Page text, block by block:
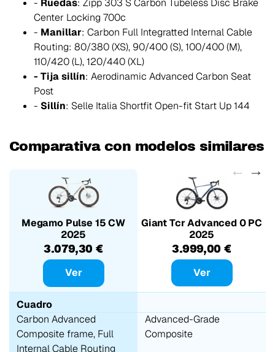
Center Locking 700c
- Manillar: Carbon Full Integratted Internal Cable
Routing: 80/380 (XS), 90/400 (S), 100/400 (M),
110/420 (L), 120/440 (XL)
- Tija sillín: Aerodinamic Advanced Carbon Seat
Post
- Sillín: Selle Italia Shortfit Open-fit Start Up 144
Comparativa con modelos similares
Megamo Pulse 15 CW
2025
3.079,30 €
Ver
Giant Tcr Advanced 0 PC
2025
3.999,00 €
Ver
Cuadro
Carbon Advanced
Composite frame, Full
Internal Cable Routing
Advanced-Grade
Composite